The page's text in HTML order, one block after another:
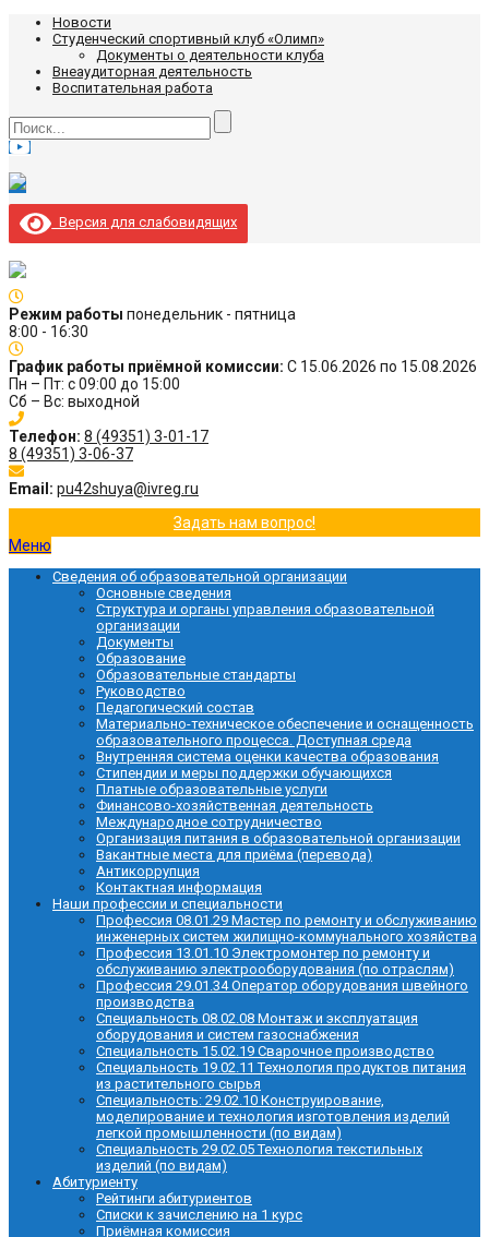
Новости
Студенческий спортивный клуб «Олимп»
Документы о деятельности клуба
Внеаудиторная деятельность
Воспитательная работа
Версия для слабовидящих
Режим работы понедельник - пятница
8:00 - 16:30
График работы приёмной комиссии: С 15.06.2026 по 15.08.2026
Пн – Пт: с 09:00 до 15:00
Сб – Вс: выходной
Телефон: 8 (49351) 3-01-17
8 (49351) 3-06-37
Email: pu42shuya@ivreg.ru
Задать нам вопрос!
Меню
Сведения об образовательной организации
Основные сведения
Структура и органы управления образовательной
организации
Документы
Образование
Образовательные стандарты
Руководство
Педагогический состав
Материально-техническое обеспечение и оснащенность
образовательного процесса. Доступная среда
Внутренняя система оценки качества образования
Стипендии и меры поддержки обучающихся
Платные образовательные услуги
Финансово-хозяйственная деятельность
Международное сотрудничество
Организация питания в образовательной организации
Вакантные места для приёма (перевода)
Антикоррупция
Контактная информация
Наши профессии и специальности
Профессия 08.01.29 Мастер по ремонту и обслуживанию
инженерных систем жилищно-коммунального хозяйства
Профессия 13.01.10 Электромонтер по ремонту и
обслуживанию электрооборудования (по отраслям)
Профессия 29.01.34 Оператор оборудования швейного
производства
Специальность 08.02.08 Монтаж и эксплуатация
оборудования и систем газоснабжения
Специальность 15.02.19 Сварочное производство
Специальность 19.02.11 Технология продуктов питания
из растительного сырья
Специальность: 29.02.10 Конструирование,
моделирование и технология изготовления изделий
легкой промышленности (по видам)
Специальность 29.02.05 Технология текстильных
изделий (по видам)
Абитуриенту
Рейтинги абитуриентов
Списки к зачислению на 1 курс
Приёмная комиссия